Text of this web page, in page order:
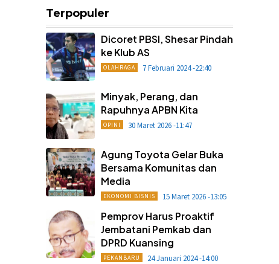
Terpopuler
Dicoret PBSI, Shesar Pindah
ke Klub AS
OLAHRAGA 7 Februari 2024 -22:40
Minyak, Perang, dan
Rapuhnya APBN Kita
OPINI 30 Maret 2026 -11:47
Agung Toyota Gelar Buka
Bersama Komunitas dan
Media
EKONOMI BISNIS 15 Maret 2026 -13:05
Pemprov Harus Proaktif
Jembatani Pemkab dan
DPRD Kuansing
PEKANBARU 24 Januari 2024 -14:00